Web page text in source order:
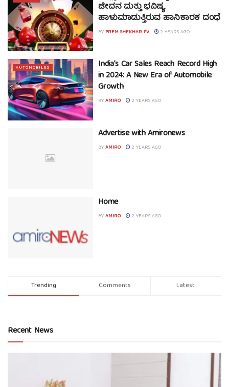
ಜೀವನ ಮತ್ತು ಭವಿಷ್ಯ
ಹಾಳುಮಾಡುತ್ತಿರುವ ಹಾನಿಕಾರಕ ದಂಧೆ
BY PREM SHEKHAR PV 2 YEARS AGO
AUTOMOBILES India’s Car Sales Reach Record High
in 2024: A New Era of Automobile
Growth
BYAMIRO 2 YEARS AGO
Advertise with Amironews
BYAMIRO 2 YEARS AGO
Home
BYAMIRO 2 YEARS AGO
Trending Comments Latest
Recent News